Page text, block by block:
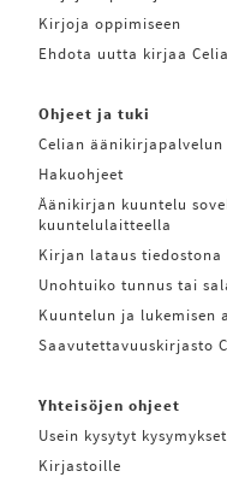
Kirjoja oppimiseen
Ehdota uutta kirjaa
Ohjeet ja tuki
Celian äänikirjapalvelun
Hakuohjeet
Äänikirjan kuuntelu
kuuntelulaitteella
Kirjan lataus tiedostona
Unohtuiko tunnus tai
Kuuntelun ja lukemisen
Saavutettavuuskirjasto
Yhteisöjen ohjeet
Usein kysytyt kysymykset
Kirjastoille